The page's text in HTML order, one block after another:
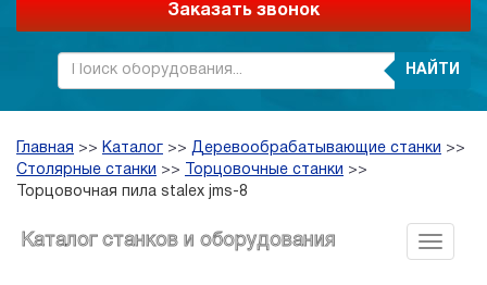
Заказать звонок
НАЙТИ
Главная >> Каталог >> Деревообрабатывающие станки >>
Столярные станки >> Торцовочные станки >>
Торцовочная пила stalex jms-8
Каталог станков и оборудования